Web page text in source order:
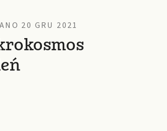
20 GRU 2021